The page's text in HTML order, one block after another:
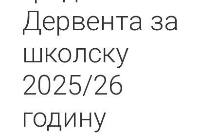
Дервента за
школску
2025/26
годину